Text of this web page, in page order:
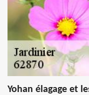
Yohan élagage et